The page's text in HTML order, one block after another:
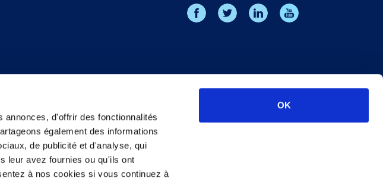
annonces, d'offrir des fonctionnalités
également des informations
de publicité et d'analyse, qui
leur avez fournies ou qu'ils ont
à nos cookies si vous continuez à
OK